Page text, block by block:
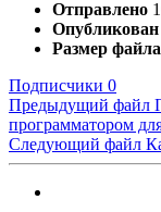
Отправлено
Опубликован
Размер файла
Подписчики 0
Предыдущий файл
программатором
Следующий файл